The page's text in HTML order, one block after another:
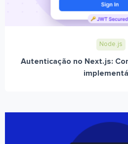
Node.js
Autenticação no Next.js: